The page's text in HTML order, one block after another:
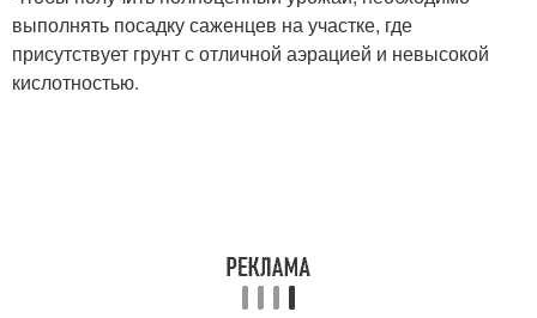
выполнять посадку саженцев на участке, где
присутствует грунт с отличной аэрацией и невысокой
кислотностью.